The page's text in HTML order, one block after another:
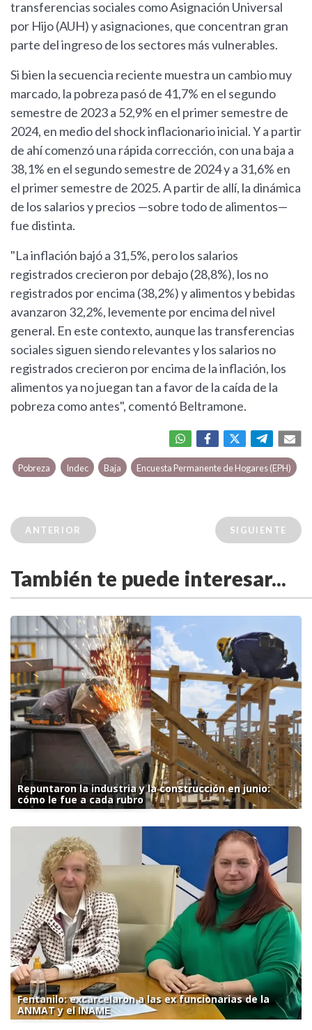
transferencias sociales como Asignación Universal
por Hijo (AUH) y asignaciones, que concentran gran
parte del ingreso de los sectores más vulnerables.
Si bien la secuencia reciente muestra un cambio muy
marcado, la pobreza pasó de 41,7% en el segundo
semestre de 2023 a 52,9% en el primer semestre de
2024, en medio del shock inflacionario inicial. Y a partir
de ahí comenzó una rápida corrección, con una baja a
38,1% en el segundo semestre de 2024 y a 31,6% en
el primer semestre de 2025. A partir de allí, la dinámica
de los salarios y precios —sobre todo de alimentos—
fue distinta.
"La inflación bajó a 31,5%, pero los salarios
registrados crecieron por debajo (28,8%), los no
registrados por encima (38,2%) y alimentos y bebidas
avanzaron 32,2%, levemente por encima del nivel
general. En este contexto, aunque las transferencias
sociales siguen siendo relevantes y los salarios no
registrados crecieron por encima de la inflación, los
alimentos ya no juegan tan a favor de la caída de la
pobreza como antes", comentó Beltramone.
Pobreza Indec Baja Encuesta Permanente de Hogares (EPH)
ANTERIOR SIGUIENTE
También te puede interesar...
Repuntaron la industria y la construcción en junio:
cómo le fue a cada rubro
Fentanilo: excarcelaron a las ex funcionarias de la
ANMAT y el INAME